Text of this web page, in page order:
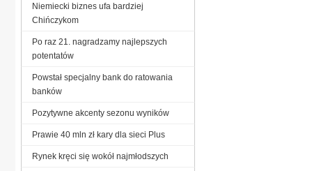
Niemiecki biznes ufa bardziej
Chińczykom
Po raz 21. nagradzamy najlepszych
potentatów
Powstał specjalny bank do ratowania
banków
Pozytywne akcenty sezonu wyników
Prawie 40 mln zł kary dla sieci Plus
Rynek kręci się wokół najmłodszych